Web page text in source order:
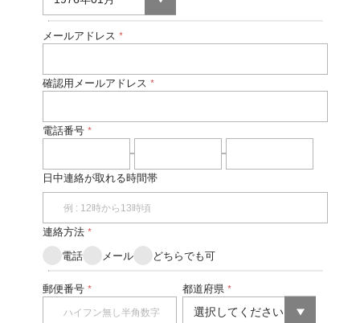
メールアドレス *
確認用メールアドレス *
電話番号 *
日中連絡が取れる時間帯
連絡方法 *
電話
メール どちらでも可
郵便番号 * 都道府県 *